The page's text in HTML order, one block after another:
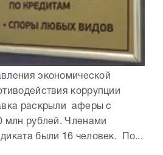
экономической
коррупции
раскрыли аферы с
млн рублей. Членами
были 16 человек. По...